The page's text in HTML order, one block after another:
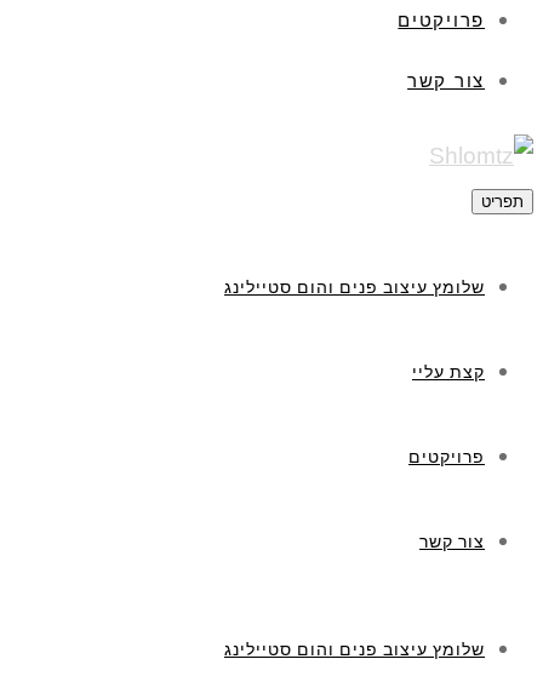
פרויקטים
צור קשר
תפריט
שלומץ עיצוב פנים והום סטיילינג
קצת עליי
פרויקטים
צור קשר
שלומץ עיצוב פנים והום סטיילינג